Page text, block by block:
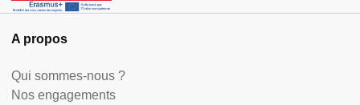
A propos
Qui sommes-nous ?
Nos engagements